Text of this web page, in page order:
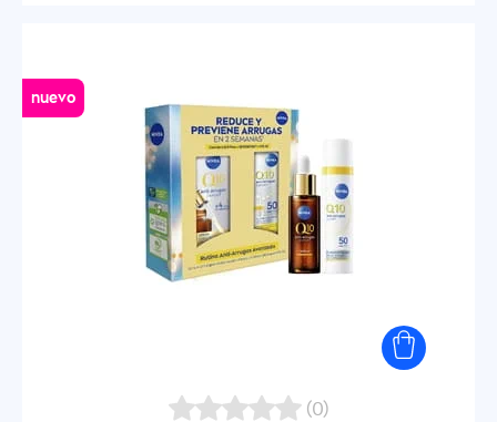
nuevo
(0)